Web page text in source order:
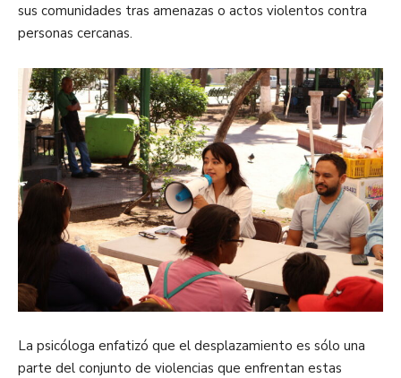
sus comunidades tras amenazas o actos violentos contra
personas cercanas.
La psicóloga enfatizó que el desplazamiento es sólo una
parte del conjunto de violencias que enfrentan estas